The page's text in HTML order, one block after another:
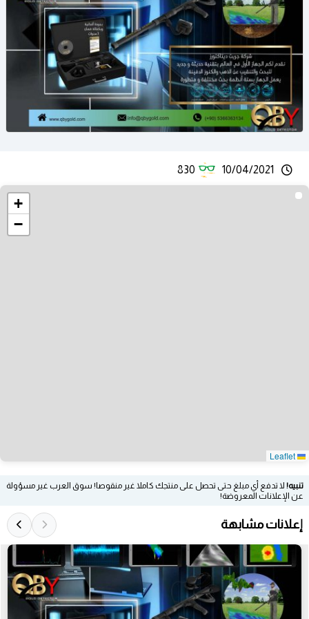
10/04/2021
830
+
−
تنبيه! لا تدفع أي مبلغ حتى تحصل على منتجك كاملا غير منقوصا! سوق العرب غير مسؤولة
عن الإعلانات المعروضة!
إعلانات مشابهة